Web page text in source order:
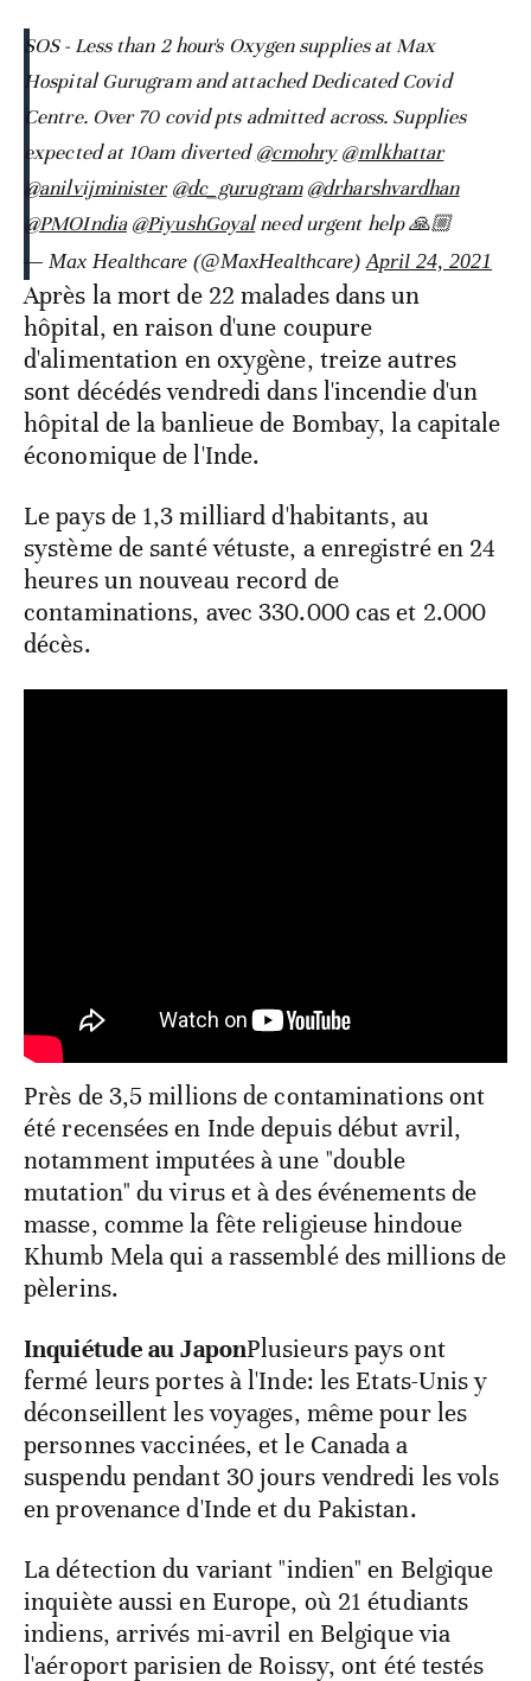
SOS - Less than 2 hour's Oxygen supplies at Max
Hospital Gurugram and attached Dedicated Covid
Centre. Over 70 covid pts admitted across. Supplies
expected at 10am diverted@cmohry @mlkhattar
@anilvijminister @dc_gurugram @drharshvardhan
@PMOIndia @PiyushGoyalneed urgent help 🙏🏼
— Max Healthcare (@MaxHealthcare) April 24, 2021
Après la mort de 22 malades dans un
hôpital, en raison d'une coupure
d'alimentation en oxygène, treize autres
sont décédés vendredi dans l'incendie d'un
hôpital de la banlieue de Bombay, la capitale
économique de l'Inde.
Le pays de 1,3 milliard d'habitants, au
système de santé vétuste, a enregistré en 24
heures un nouveau record de
contaminations, avec 330.000 cas et 2.000
décès.
Près de 3,5 millions de contaminations ont
été recensées en Inde depuis début avril,
notamment imputées à une "double
mutation" du virus et à des événements de
masse, comme la fête religieuse hindoue
Khumb Mela qui a rassemblé des millions de
pèlerins.
Inquiétude au JaponPlusieurs pays ont
fermé leurs portes à l'Inde: les Etats-Unis y
déconseillent les voyages, même pour les
personnes vaccinées, et le Canada a
suspendu pendant 30 jours vendredi les vols
en provenance d'Inde et du Pakistan.
La détection du variant "indien" en Belgique
inquiète aussi en Europe, où 21 étudiants
indiens, arrivés mi-avril en Belgique via
l'aéroport parisien de Roissy, ont été testés